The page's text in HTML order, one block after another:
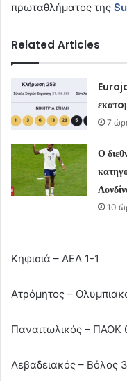
πρωταθλήματος της
Related Articles
7
Ο
10
Κηφισιά – ΑΕΛ 1-1
Ατρόμητος –
Παναιτωλικός – ΠΑΟΚ
Λεβαδειακός – Βόλος